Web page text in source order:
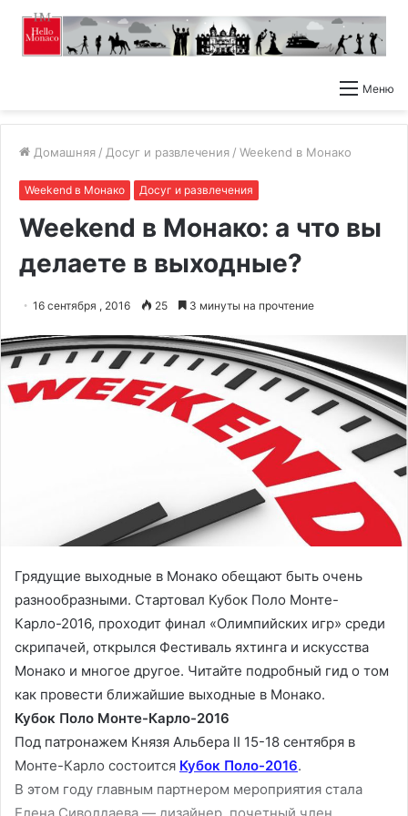
Меню
Домашняя / Досуг и развлечения / Weekend в Монако
Weekend в Монако Досуг и развлечения
Weekend в Монако: а что вы
делаете в выходные?
16 сентября , 2016 25 3 минуты на прочтение
Грядущие выходные в Монако обещают быть очень
разнообразными. Стартовал Кубок Поло Монте-
Карло-2016, проходит финал «Олимпийских игр» среди
скрипачей, открылся Фестиваль яхтинга и искусства
Монако и многое другое. Читайте подробный гид о том
как провести ближайшие выходные в Монако.
Кубок Поло Монте-Карло-2016
Под патронажем Князя Альбера II 15-18 сентября в
Монте-Карло состоится Кубок Поло-2016.
В этом году главным партнером мероприятия стала
Елена Сиволдаева — дизайнер, почетный член